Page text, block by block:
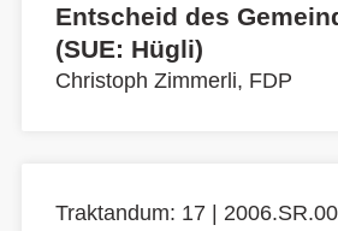
Entscheid des
(SUE: Hügli)
Christoph Zimmerli, FDP
Traktandum: 17 |